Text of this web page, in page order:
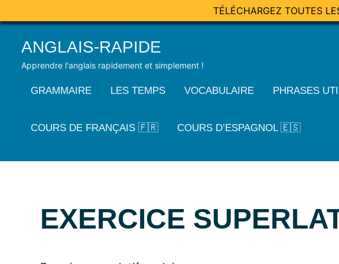
TÉLÉCHARGEZ TOUTES
Skip
content
ANGLAIS-RAPIDE
Apprendre l'anglais rapidement et simplement !
GRAMMAIRE LES TEMPS VOCABULAIRE PHRASES
COURS DE FRANÇAIS 🇫🇷 COURS D’ESPAGNOL 🇪🇸
EXERCICE